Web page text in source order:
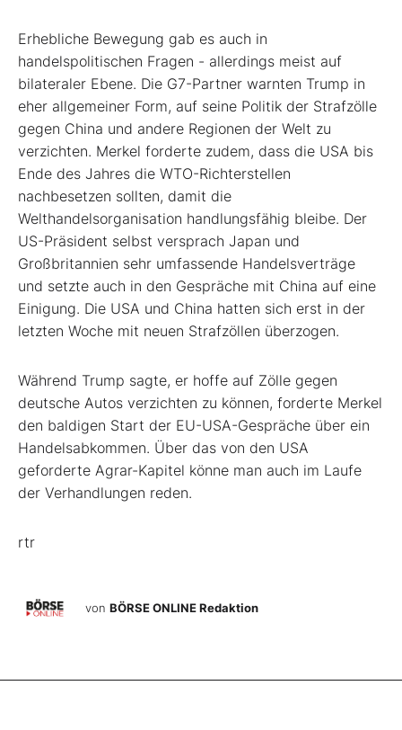
Erhebliche Bewegung gab es auch in
handelspolitischen Fragen - allerdings meist auf
bilateraler Ebene. Die G7-Partner warnten Trump in
eher allgemeiner Form, auf seine Politik der Strafzölle
gegen China und andere Regionen der Welt zu
verzichten. Merkel forderte zudem, dass die USA bis
Ende des Jahres die WTO-Richterstellen
nachbesetzen sollten, damit die
Welthandelsorganisation handlungsfähig bleibe. Der
US-Präsident selbst versprach Japan und
Großbritannien sehr umfassende Handelsverträge
und setzte auch in den Gespräche mit China auf eine
Einigung. Die USA und China hatten sich erst in der
letzten Woche mit neuen Strafzöllen überzogen.
Während Trump sagte, er hoffe auf Zölle gegen
deutsche Autos verzichten zu können, forderte Merkel
den baldigen Start der EU-USA-Gespräche über ein
Handelsabkommen. Über das von den USA
geforderte Agrar-Kapitel könne man auch im Laufe
der Verhandlungen reden.
rtr
von BÖRSE ONLINE Redaktion